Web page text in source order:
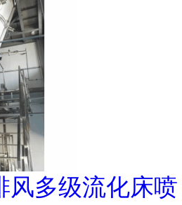
风多级流化床喷